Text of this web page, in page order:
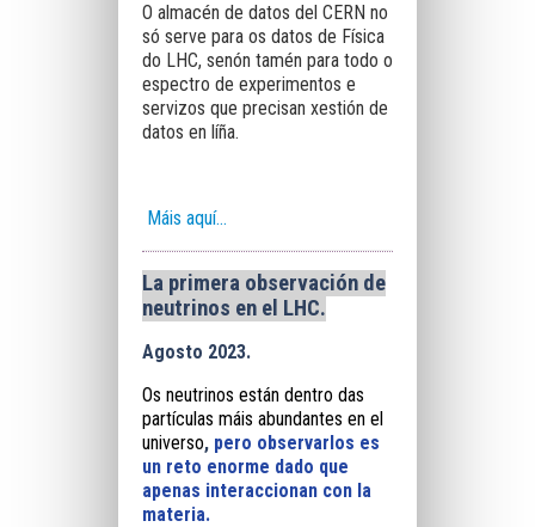
O almacén de datos del CERN no
só serve para os datos de Física
do LHC, senón tamén para todo o
espectro de experimentos e
servizos que precisan xestión de
datos en líña.
Máis aquí...
La primera observación de
neutrinos en el LHC.
Agosto 2023.
Os neutrinos están dentro das
partículas máis abundantes en el
universo, pero observarlos es
un reto enorme dado que
apenas interaccionan con la
materia.